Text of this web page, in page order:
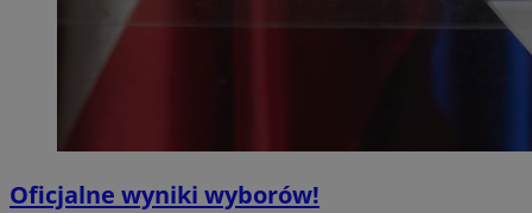
Oficjalne wyniki wyborów!